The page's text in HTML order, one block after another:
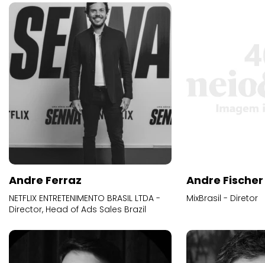
Andre Ferraz
NETFLIX ENTRETENIMENTO BRASIL LTDA -
Director, Head of Ads Sales Brazil
Andre Fischer
MixBrasil - Diretor